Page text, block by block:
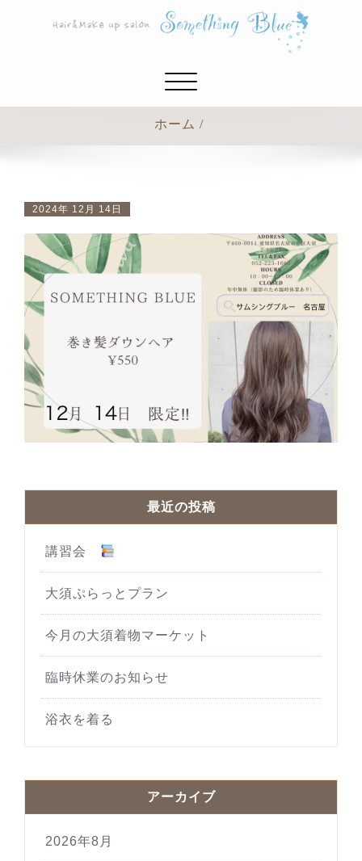
ナ
ゲ
ホーム
2024年 12月 14日
最近の投稿
講習会
大須ぷらっとプラン
今月の大須着物マーケット
臨時休業のお知らせ
浴衣を着る
アーカイブ
2026年8月